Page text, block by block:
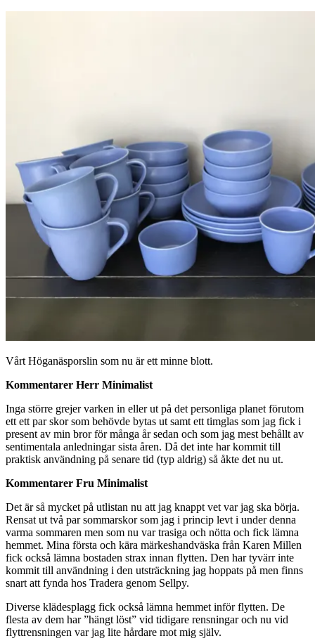
Vårt Höganäsporslin som nu är ett minne blott.
Kommentarer Herr Minimalist
Inga större grejer varken in eller ut på det personliga planet förutom
ett ett par skor som behövde bytas ut samt ett timglas som jag fick i
present av min bror för många år sedan och som jag mest behållt av
sentimentala anledningar sista åren. Då det inte har kommit till
praktisk användning på senare tid (typ aldrig) så åkte det nu ut.
Kommentarer Fru Minimalist
Det är så mycket på utlistan nu att jag knappt vet var jag ska börja.
Rensat ut två par sommarskor som jag i princip levt i under denna
varma sommaren men som nu var trasiga och nötta och fick lämna
hemmet. Mina första och kära märkeshandväska från Karen Millen
fick också lämna bostaden strax innan flytten. Den har tyvärr inte
kommit till användning i den utsträckning jag hoppats på men finns
snart att fynda hos Tradera genom Sellpy.
Diverse klädesplagg fick också lämna hemmet inför flytten. De
flesta av dem har ”hängt löst” vid tidigare rensningar och nu vid
flyttrensningen var jag lite hårdare mot mig själv.